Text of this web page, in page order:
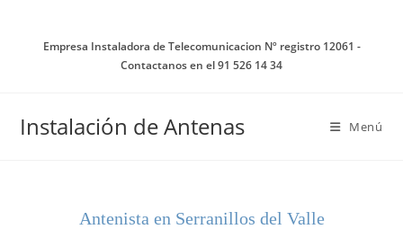
contenido
Empresa Instaladora de Telecomunicacion Nº registro 12061 -
Contactanos en el 91 526 14 34
Instalación de Antenas Menú
Antenista en Serranillos del Valle